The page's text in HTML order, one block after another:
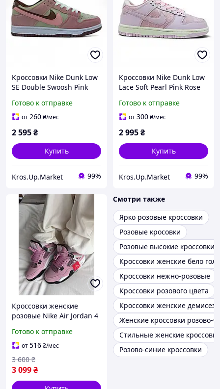
Кроссовки Nike Dunk Low
SE Double Swoosh Pink
демисезонные | Найк
Данк Лоу Дабл Суш
Готово к отправке
от260₴/мес
2 595₴
Купить
Kros.Up.Market 99%
Кроссовки Nike Dunk Low
Lace Soft Pearl Pink Rose
розовые 39
Готово к отправке
от300₴/мес
2 995₴
Купить
Kros.Up.Market 99%
Кроссовки женские
розовые Nike Air Jordan 4
Готово к отправке
от516₴/мес
3 099₴
3 600 ₴
Смотри также
Ярко розовые кроссовки
Розовые кросовки
Розовые высокие кроссовки
Кроссовки женские бело
Кроссовки нежно-розовые
Кроссовки розового цвета
Кроссовки женские
Женские кроссовки розово-
Стильные женские
Розово-синие кроссовки